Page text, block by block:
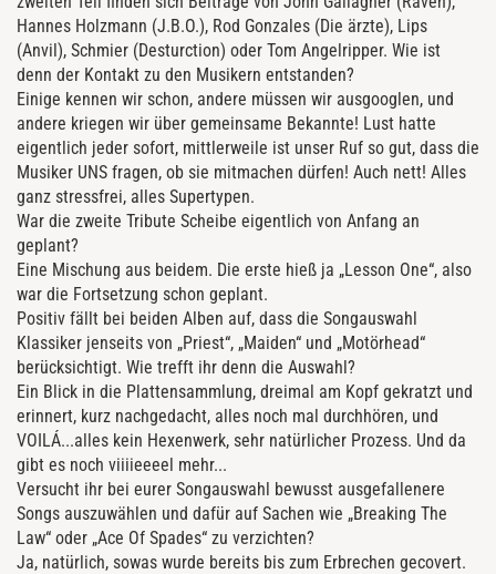
Hannes Holzmann (J.B.O.), Rod Gonzales (Die ärzte), Lips
(Anvil), Schmier (Desturction) oder Tom Angelripper. Wie ist
denn der Kontakt zu den Musikern entstanden?
Einige kennen wir schon, andere müssen wir ausgooglen, und
andere kriegen wir über gemeinsame Bekannte! Lust hatte
eigentlich jeder sofort, mittlerweile ist unser Ruf so gut, dass die
Musiker UNS fragen, ob sie mitmachen dürfen! Auch nett! Alles
ganz stressfrei, alles Supertypen.
War die zweite Tribute Scheibe eigentlich von Anfang an
geplant?
Eine Mischung aus beidem. Die erste hieß ja „Lesson One“, also
war die Fortsetzung schon geplant.
Positiv fällt bei beiden Alben auf, dass die Songauswahl
Klassiker jenseits von „Priest“, „Maiden“ und „Motörhead“
berücksichtigt. Wie trefft ihr denn die Auswahl?
Ein Blick in die Plattensammlung, dreimal am Kopf gekratzt und
erinnert, kurz nachgedacht, alles noch mal durchhören, und
VOILÁ...alles kein Hexenwerk, sehr natürlicher Prozess. Und da
gibt es noch viiiieeeel mehr...
Versucht ihr bei eurer Songauswahl bewusst ausgefallenere
Songs auszuwählen und dafür auf Sachen wie „Breaking The
Law“ oder „Ace Of Spades“ zu verzichten?
Ja, natürlich, sowas wurde bereits bis zum Erbrechen gecovert.